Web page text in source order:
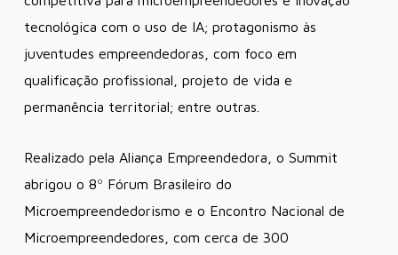
tecnológica com o uso de IA; protagonismo às
juventudes empreendedoras, com foco em
qualificação profissional, projeto de vida e
permanência territorial; entre outras.
Realizado pela Aliança Empreendedora, o Summit
abrigou o 8º Fórum Brasileiro do
Microempreendedorismo e o Encontro Nacional de
Microempreendedores, com cerca de 300